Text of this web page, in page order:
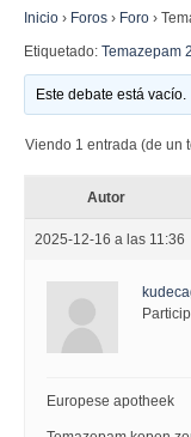
Inicio › Foros › Foro ›
Etiquetado: Temazepam
Este debate está vacío.
Viendo 1 entrada (de un
Autor
2025-12-16 a las 11:36
Europese apotheek